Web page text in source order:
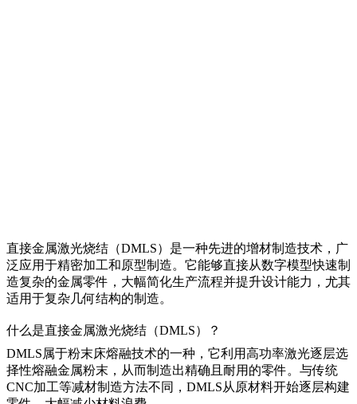
直接金属激光烧结（DMLS）是一种先进的增材制造技术 ，广
泛应用于精密加工和原型制造。它能够直接从数字模型快速制
造复杂的金属零件，大幅简化生产流程并提升设计能力，尤其
适用于复杂几何结构的制造。
什么是直接金属激光烧结（DMLS）？
DMLS属于粉末床熔融技术的一种，它利用高功率激光逐层选
择性熔融金属粉末，从而制造出精确且耐用的零件。与传统
CNC加工等减材制造方法不同，DMLS从原材料开始逐层构建